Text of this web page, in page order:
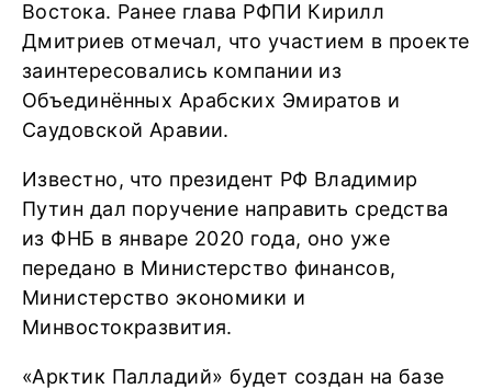
Востока. Ранее глава РФПИ Кирилл
Дмитриев отмечал, что участием в проекте
заинтересовались компании из
Объединённых Арабских Эмиратов и
Саудовской Аравии.
Известно, что президент РФ Владимир
Путин дал поручение направить средства
из ФНБ в январе 2020 года, оно уже
передано в Министерство финансов,
Министерство экономики и
Минвостокразвития.
«Арктик Палладий» будет создан на базе